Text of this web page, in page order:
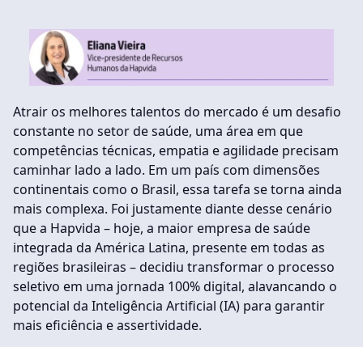
Atrair os melhores talentos do mercado é um desafio
constante no setor de saúde, uma área em que
competências técnicas, empatia e agilidade precisam
caminhar lado a lado. Em um país com dimensões
continentais como o Brasil, essa tarefa se torna ainda
mais complexa. Foi justamente diante desse cenário
que a Hapvida – hoje, a maior empresa de saúde
integrada da América Latina, presente em todas as
regiões brasileiras – decidiu transformar o processo
seletivo em uma jornada 100% digital, alavancando o
potencial da Inteligência Artificial (IA) para garantir
mais eficiência e assertividade.